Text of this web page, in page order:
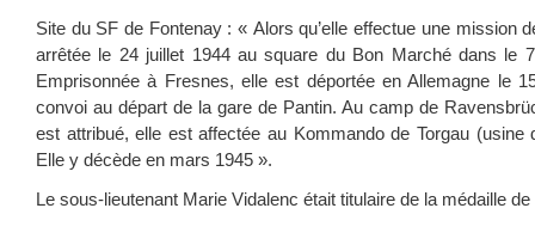
Site du SF de Fontenay : « Alors qu’elle effectue une mission
arrêtée le 24 juillet 1944 au square du Bon Marché dans le 7
Emprisonnée à Fresnes, elle est déportée en Allemagne le
convoi au départ de la gare de Pantin. Au camp de
est attribué, elle est affectée au Kommando de Torgau (usine
Elle y décède en mars 1945 ».
Le sous-lieutenant Marie Vidalenc était titulaire de la médaille